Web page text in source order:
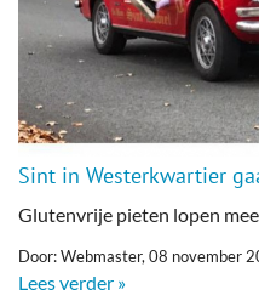
Sint in Westerkwartier
Glutenvrije pieten lopen mee
Door: Webmaster, 08 november
Lees verder »